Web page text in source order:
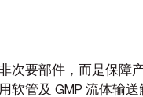
次要部件，而是保障
软管及 GMP 流体输